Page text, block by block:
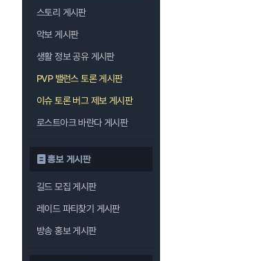
스토리 게시판
악보 게시판
생활 정보 공유 게시판
PVP 밸런스 토론 게시판
이슈 토론 버그 제보 게시판
로스트아크 바란다 게시판
홍보 게시판
길드 모집 게시판
레이드 파티찾기 게시판
방송 홍보 게시판